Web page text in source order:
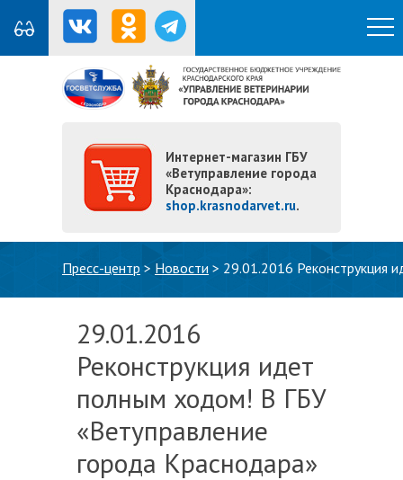
Интернет-магазин ГБУ
«Ветуправление города
Краснодара»:
shop.krasnodarvet.ru.
Пресс-центр > Новости > 29.01.2016 Реконструкция
29.01.2016
Реконструкция идет
полным ходом! В ГБУ
«Ветуправление
города Краснодара»